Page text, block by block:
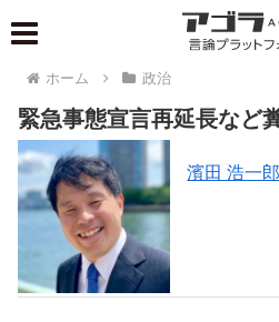
ホーム 政治
緊急事態宣言再延長など
濱田 浩一郎